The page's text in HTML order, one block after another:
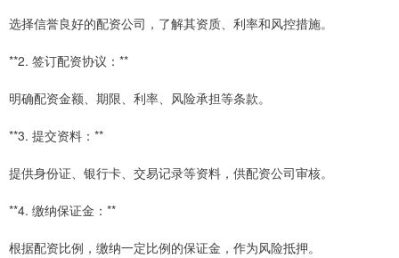
选择信誉良好的配资公司，了解其资质、利率和风控措施。
**2. 签订配资协议：**
明确配资金额、期限、利率、风险承担等条款。
**3. 提交资料：**
提供身份证、银行卡、交易记录等资料，供配资公司审核。
**4. 缴纳保证金：**
根据配资比例，缴纳一定比例的保证金，作为风险抵押。